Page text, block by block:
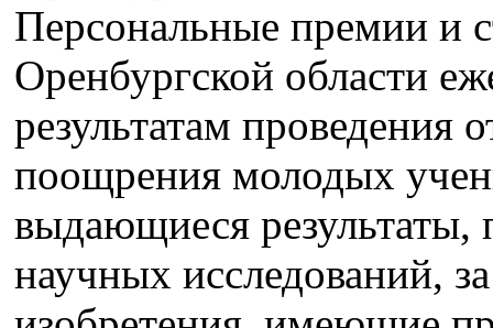
Персональные премии и
Оренбургской области
результатам проведения
поощрения молодых
выдающиеся
научных исследований,